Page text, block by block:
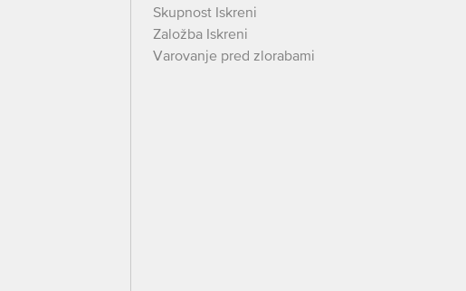
Skupnost Iskreni
Založba Iskreni
Varovanje pred zlorabami